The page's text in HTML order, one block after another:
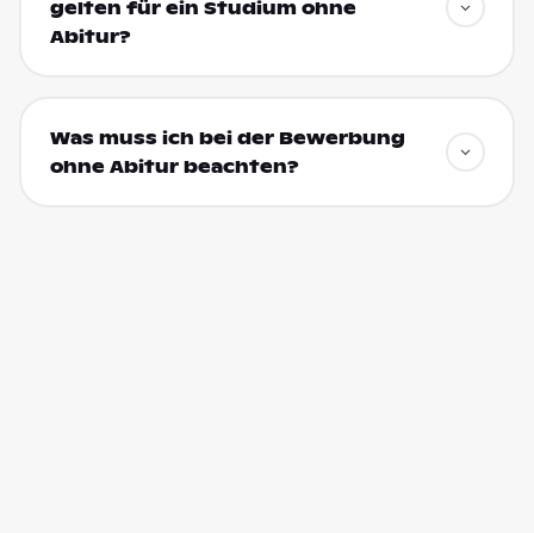
gelten für ein Studium ohne
Abitur?
Was muss ich bei der Bewerbung
ohne Abitur beachten?